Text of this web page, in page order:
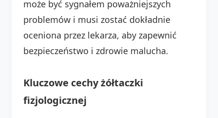
może być sygnałem poważniejszych
problemów i musi zostać dokładnie
oceniona przez lekarza, aby zapewnić
bezpieczeństwo i zdrowie malucha.
Kluczowe cechy żółtaczki
fizjologicznej